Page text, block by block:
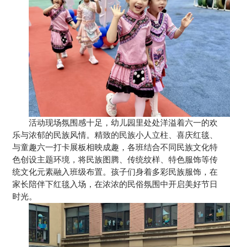
活动现场氛围感十足，幼儿园里处处洋溢着六一的欢
乐与浓郁的民族风情。精致的民族小人立柱、喜庆红毯、
与童趣六一打卡展板相映成趣，各班结合不同民族文化特
色创设主题环境，将民族图腾、传统纹样、特色服饰等传
统文化元素融入班级布置。孩子们身着多彩民族服饰，在
家长陪伴下红毯入场，在浓浓的民俗氛围中开启美好节日
时光。